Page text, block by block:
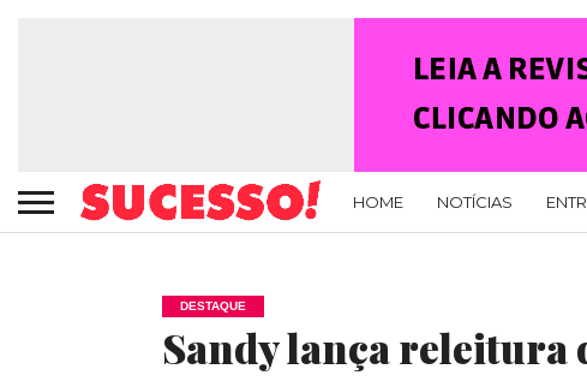
HOME NOTÍCIAS
DESTAQUE
Sandy lança releitura